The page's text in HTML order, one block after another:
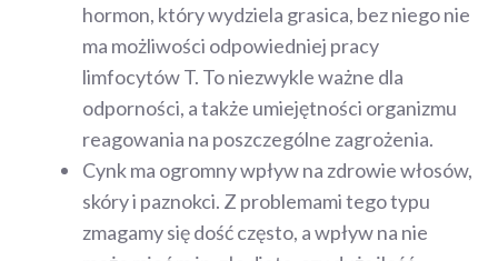
hormon, który wydziela grasica, bez niego nie
ma możliwości odpowiedniej pracy
limfocytów T. To niezwykle ważne dla
odporności, a także umiejętności organizmu
reagowania na poszczególne zagrożenia.
Cynk ma ogromny wpływ na zdrowie włosów,
skóry i paznokci. Z problemami tego typu
zmagamy się dość często, a wpływ na nie